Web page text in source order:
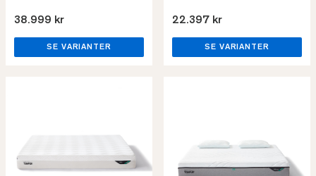
38.999 kr
SE VARIANTER
22.397 kr
SE VARIANTER